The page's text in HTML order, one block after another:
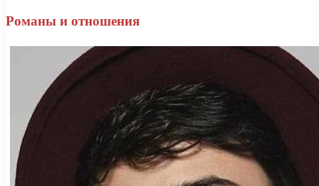
Романы и отношения